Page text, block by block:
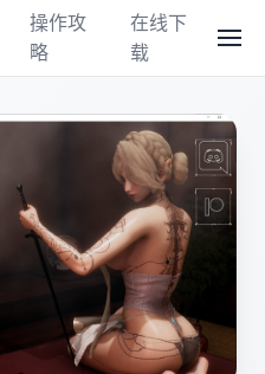
操作攻
略
在线下
载